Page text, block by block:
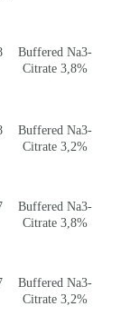
Buffered Na3-
Citrate 3,8%
Buffered Na3-
Citrate 3,2%
Buffered Na3-
Citrate 3,8%
Buffered Na3-
Citrate 3,2%